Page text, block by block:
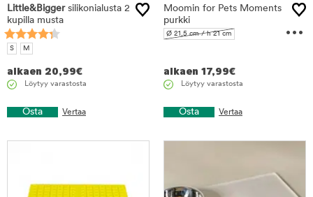
Little&Biggersilikonialusta 2
kupilla musta
S M
alkaen 20,99€
Löytyy varastosta
Osta Vertaa
Moomin for Pets Moments
purkki
Ø 21,5 cm / h 21 cm
...
alkaen 17,99€
Löytyy varastosta
Osta Vertaa